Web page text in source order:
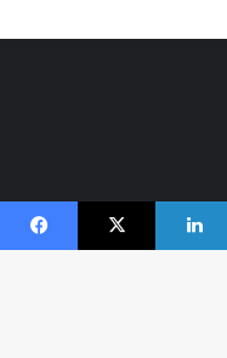
Facebook X Linkedin